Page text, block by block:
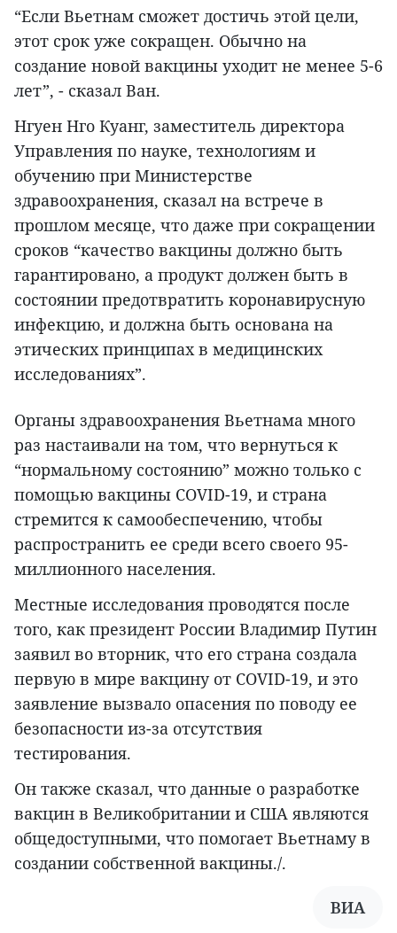
“Если Вьетнам сможет достичь этой цели,
этот срок уже сокращен. Обычно на
создание новой вакцины уходит не менее 5-6
лет”, - сказал Ван.
Нгуен Нго Куанг, заместитель директора
Управления по науке, технологиям и
обучению при Министерстве
здравоохранения, сказал на встрече в
прошлом месяце, что даже при сокращении
сроков “качество вакцины должно быть
гарантировано, а продукт должен быть в
состоянии предотвратить коронавирусную
инфекцию, и должна быть основана на
этических принципах в медицинских
исследованиях”.
Органы здравоохранения Вьетнама много
раз настаивали на том, что вернуться к
“нормальному состоянию” можно только с
помощью вакцины COVID-19, и страна
стремится к самообеспечению, чтобы
распространить ее среди всего своего 95-
миллионного населения.
Местные исследования проводятся после
того, как президент России Владимир Путин
заявил во вторник, что его страна создала
первую в мире вакцину от COVID-19, и это
заявление вызвало опасения по поводу ее
безопасности из-за отсутствия
тестирования.
Он также сказал, что данные о разработке
вакцин в Великобритании и США являются
общедоступными, что помогает Вьетнаму в
создании собственной вакцины./.
ВИА